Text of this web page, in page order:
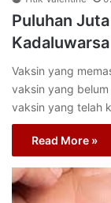
Puluhan
Kadaluwarsa
Vaksin yang
vaksin yang
vaksin yang telah
Read More »